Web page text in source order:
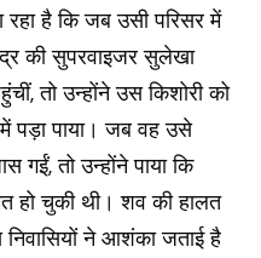
रहा है कि जब उसी परिसर में
की सुपरवाइजर सुलेखा
तो उन्होंने उस किशोरी को
पड़ा पाया। जब वह उसे
तो उन्होंने पाया कि
हो चुकी थी। शव की हालत
ने आशंका जताई है